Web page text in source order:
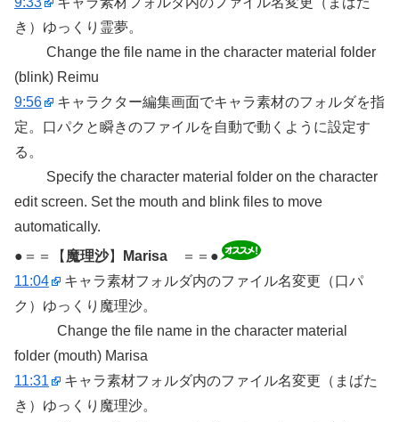
き）ゆっくり霊夢。
Change the file name in the character material folder
(blink) Reimu
9:56
キャラクター編集画面でキャラ素材のフォルダを指
定。口パクと瞬きのファイルを自動で動くように設定す
る。
Specify the character material folder on the character
edit screen. Set the mouth and blink files to move
automatically.
●＝＝【 魔理沙】 Marisa ＝＝●
11:04
キャラ素材フォルダ内のファイル名変更（口パ
ク）ゆっくり魔理沙。
Change the file name in the character material
folder (mouth) Marisa
11:31
キャラ素材フォルダ内のファイル名変更（まばた
き）ゆっくり魔理沙。